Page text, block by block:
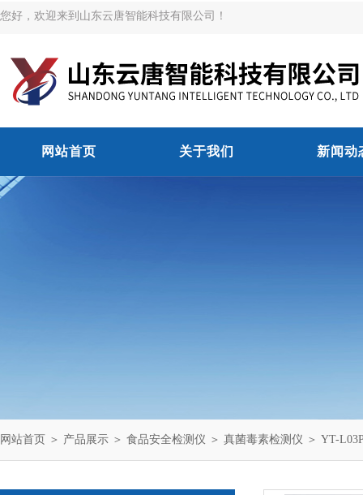
您好，欢迎来到山东云唐智能科技有限公司！
网站首页 关于我们 新闻动
网站首页 ＞ 产品展示 ＞ 食品安全检测仪 ＞ 真菌毒素检测仪 ＞ YT-